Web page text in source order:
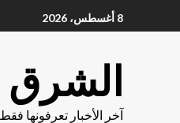
8 أغسطس، 2026
الشرق
آخر الأخبار تعرفونها